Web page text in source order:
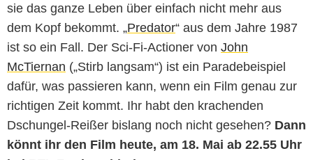
sie das ganze Leben über einfach nicht mehr aus
dem Kopf bekommt. „Predator“ aus dem Jahre 1987
ist so ein Fall. Der Sci-Fi-Actioner von John
McTiernan („Stirb langsam“) ist ein Paradebeispiel
dafür, was passieren kann, wenn ein Film genau zur
richtigen Zeit kommt. Ihr habt den krachenden
Dschungel-Reißer bislang noch nicht gesehen? Dann
könnt ihr den Film heute, am 18. Mai ab 22.55 Uhr